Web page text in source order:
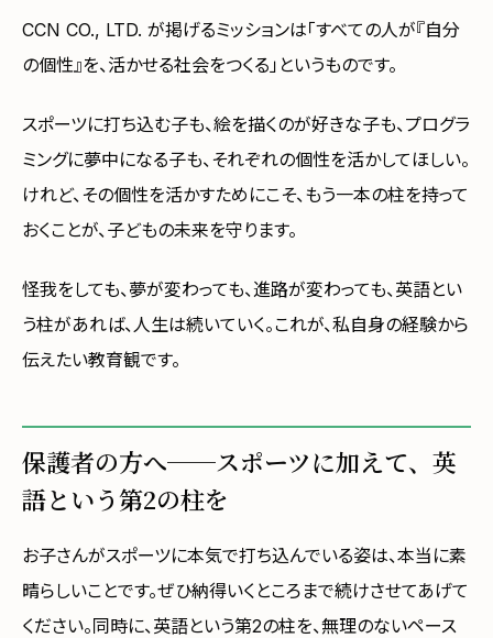
CCN CO., LTD. が掲げるミッションは「すべての人が『自分
の個性』を、活かせる社会をつくる」というものです。
スポーツに打ち込む子も、絵を描くのが好きな子も、プログラ
ミングに夢中になる子も、それぞれの個性を活かしてほしい。
けれど、その個性を活かすためにこそ、もう一本の柱を持って
おくことが、子どもの未来を守ります。
怪我をしても、夢が変わっても、進路が変わっても、英語とい
う柱があれば、人生は続いていく。これが、私自身の経験から
伝えたい教育観です。
保護者の方へ──スポーツに加えて、英
語という第2の柱を
お子さんがスポーツに本気で打ち込んでいる姿は、本当に素
晴らしいことです。ぜひ納得いくところまで続けさせてあげて
ください。同時に、英語という第2の柱を、無理のないペース